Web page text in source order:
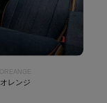
OREANGE
オレンジ